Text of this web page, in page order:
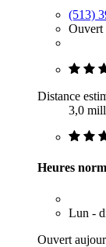
(513)
Ouvert
Distance
3,0
Heures
Lun -
Ouvert